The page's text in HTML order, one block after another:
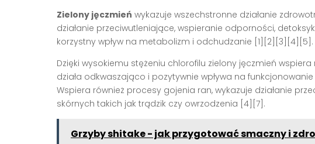
Zielony jęczmień wykazuje wszechstronne działanie
działanie przeciwutleniające, wspieranie odporności,
korzystny wpływ na metabolizm i odchudzanie [1][2][3][4][5] .
Dzięki wysokiemu stężeniu chlorofilu zielony jęczmień
działa odkwaszająco i pozytywnie wpływa na
Wspiera również procesy gojenia ran, wykazuje działanie
skórnych takich jak trądzik czy owrzodzenia [4][7] .
Grzyby shitake - jak przygotować smaczny i